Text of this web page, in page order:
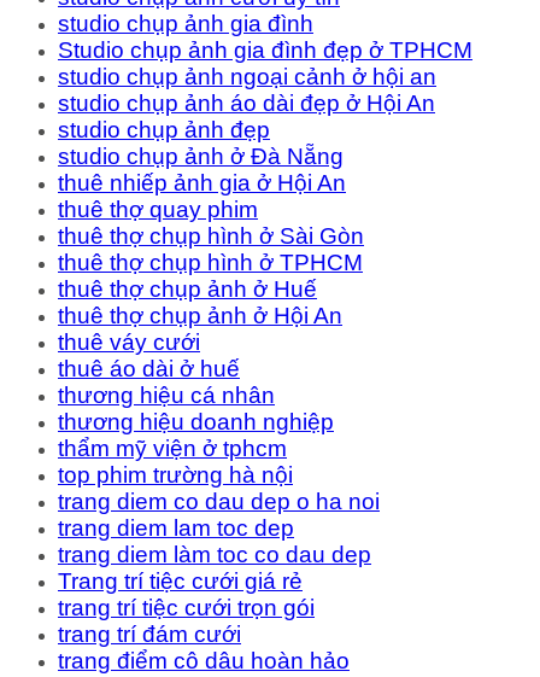
studio chụp ảnh gia đình
Studio chụp ảnh gia đình đẹp ở TPHCM
studio chụp ảnh ngoại cảnh ở hội an
studio chụp ảnh áo dài đẹp ở Hội An
studio chụp ảnh đẹp
studio chụp ảnh ở Đà Nẵng
thuê nhiếp ảnh gia ở Hội An
thuê thợ quay phim
thuê thợ chụp hình ở Sài Gòn
thuê thợ chụp hình ở TPHCM
thuê thợ chụp ảnh ở Huế
thuê thợ chụp ảnh ở Hội An
thuê váy cưới
thuê áo dài ở huế
thương hiệu cá nhân
thương hiệu doanh nghiệp
thẩm mỹ viện ở tphcm
top phim trường hà nội
trang diem co dau dep o ha noi
trang diem lam toc dep
trang diem làm toc co dau dep
Trang trí tiệc cưới giá rẻ
trang trí tiệc cưới trọn gói
trang trí đám cưới
trang điểm cô dâu hoàn hảo